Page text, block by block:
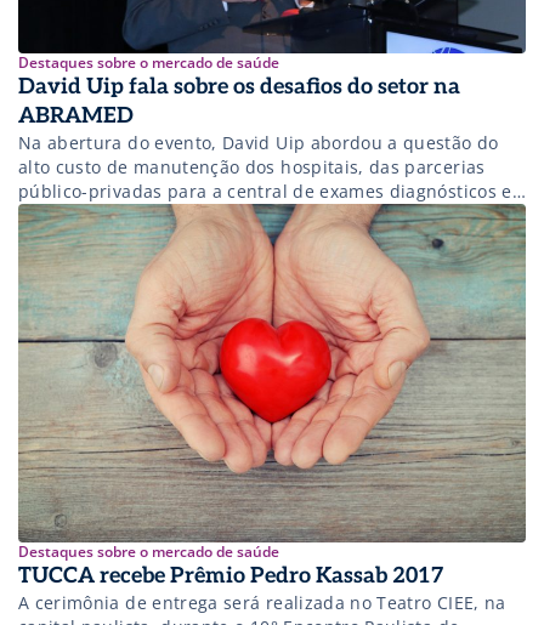
Destaques sobre o mercado de saúde
David Uip fala sobre os desafios do setor na
ABRAMED
Na abertura do evento, David Uip abordou a questão do
alto custo de manutenção dos hospitais, das parcerias
público-privadas para a central de exames diagnósticos e
da judicialização da saúde
Destaques sobre o mercado de saúde
TUCCA recebe Prêmio Pedro Kassab 2017
A cerimônia de entrega será realizada no Teatro CIEE, na